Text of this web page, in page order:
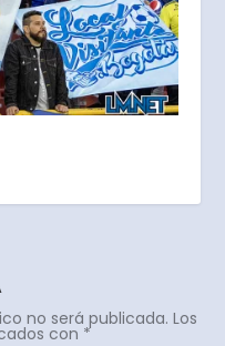
no será publicada. Los
con *